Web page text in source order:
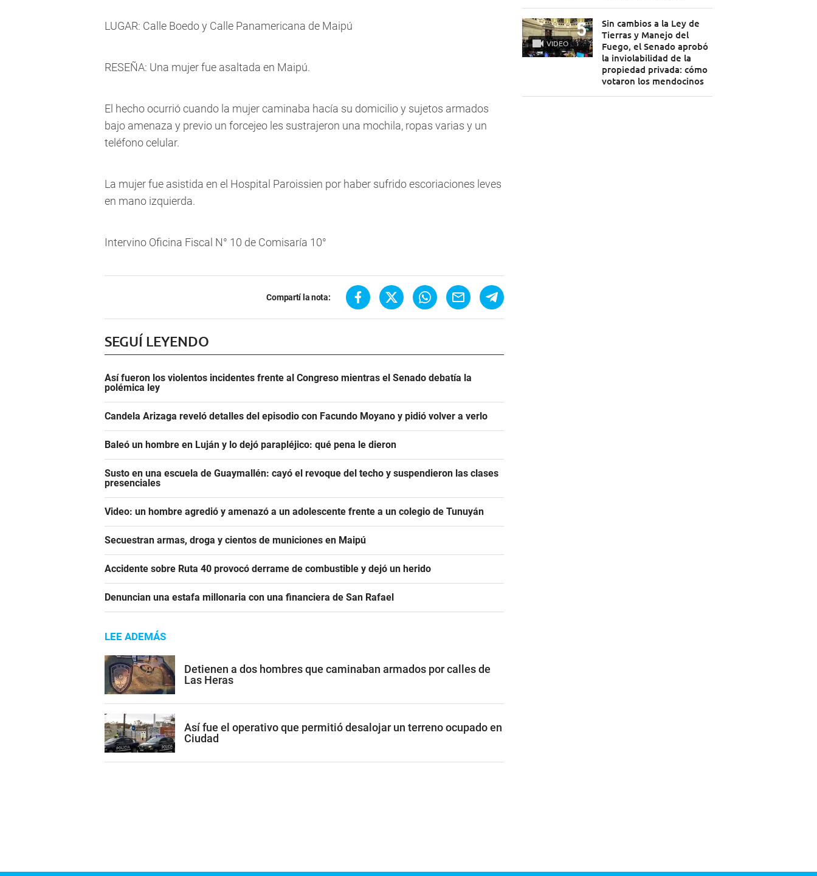
LUGAR: Calle Boedo y Calle Panamericana de Maipú
RESEÑA: Una mujer fue asaltada en Maipú.
El hecho ocurrió cuando la mujer caminaba hacía su domicilio y sujetos armados
bajo amenaza y previo un forcejeo les sustrajeron una mochila, ropas varias y un
teléfono celular.
La mujer fue asistida en el Hospital Paroissien por haber sufrido escoriaciones leves
en mano izquierda.
Intervino Oficina Fiscal N° 10 de Comisaría 10°
Compartí la nota:
SEGUÍ LEYENDO
Así fueron los violentos incidentes frente al Congreso mientras el Senado debatía la
polémica ley
Candela Arizaga reveló detalles del episodio con Facundo Moyano y pidió volver a verlo
Baleó un hombre en Luján y lo dejó parapléjico: qué pena le dieron
Susto en una escuela de Guaymallén: cayó el revoque del techo y suspendieron las clases
presenciales
Video: un hombre agredió y amenazó a un adolescente frente a un colegio de Tunuyán
Secuestran armas, droga y cientos de municiones en Maipú
Accidente sobre Ruta 40 provocó derrame de combustible y dejó un herido
Denuncian una estafa millonaria con una financiera de San Rafael
LEE ADEMÁS
Detienen a dos hombres que caminaban armados por calles de
Las Heras
Así fue el operativo que permitió desalojar un terreno ocupado en
Ciudad
VIDEO
Sin cambios a la Ley de
Tierras y Manejo del
Fuego, el Senado aprobó
la inviolabilidad de la
propiedad privada: cómo
votaron los mendocinos